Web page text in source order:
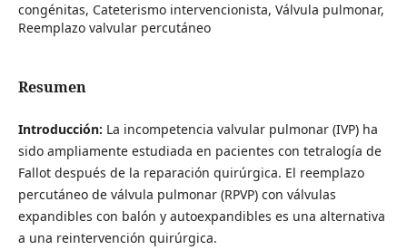
congénitas, Cateterismo intervencionista, Válvula pulmonar,
Reemplazo valvular percutáneo
Resumen
Introducción: La incompetencia valvular pulmonar (IVP) ha
sido ampliamente estudiada en pacientes con tetralogía de
Fallot después de la reparación quirúrgica. El reemplazo
percutáneo de válvula pulmonar (RPVP) con válvulas
expandibles con balón y autoexpandibles es una alternativa
a una reintervención quirúrgica.